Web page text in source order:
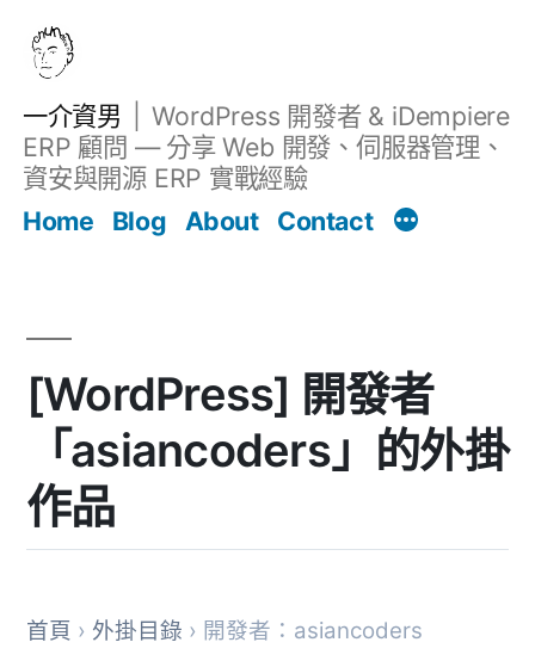
一介資男
WordPress 開發者 & iDempiere
ERP 顧問 — 分享 Web 開發、伺服器管理、
資安與開源 ERP 實戰經驗
Home
Blog About Contact
[WordPress] 開發者
「asiancoders」的外掛
作品
首頁 › 外掛目錄 › 開發者：asiancoders
文章